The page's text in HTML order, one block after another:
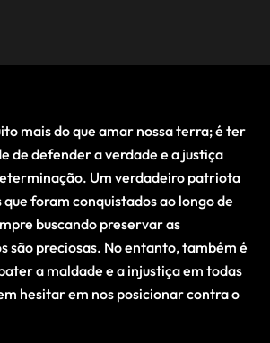
mais do que amar nossa terra; é ter
de defender a verdade e a justiça
Um verdadeiro patriota
foram conquistados ao longo de
buscando preservar as
são preciosas. No entanto, também é
a maldade e a injustiça em todas
hesitar em nos posicionar contra o